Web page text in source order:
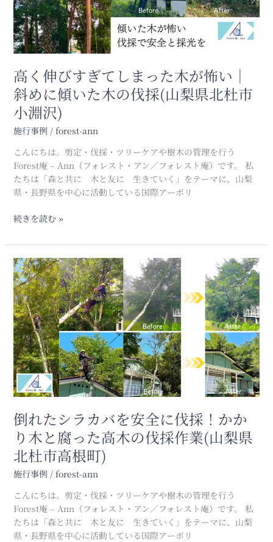
高く伸びすぎてしまった木が怖い｜
斜めに傾いた木の伐採(山梨県北杜市
小淵沢)
施行事例 / forest-ann
こんにちは。剪定・伐採・ツリーケアや樹木の管理を行う
Forest庵 – Ann（フォレスト・アン／フォレスト庵）です。 私
たちは「森と共に 木と友に 生きていく」をテーマに、山梨
県・長野県を中心に活動している国際アーボリ
し
ま
っ
た
木
が
怖
い
｜
斜
め
に
傾
い
木
伐
採
(山
梨
県
北
杜
市
小
淵
沢)
続きを読む »
倒れたシラカバを安全に伐採！かか
り木と腐った高木の伐採作業(山梨県
北杜市高根町)
施行事例 / forest-ann
こんにちは。剪定・伐採・ツリーケアや樹木の管理を行う
Forest庵 – Ann（フォレスト・アン／フォレスト庵）です。 私
たちは「森と共に 木と友に 生きていく」をテーマに、山梨
県・長野県を中心に活動している国際アーボリ
倒
れ
た
シ
ラ
カ
バ
を
安
全
に
伐
採！
か
か
り
木
と
腐
っ
た